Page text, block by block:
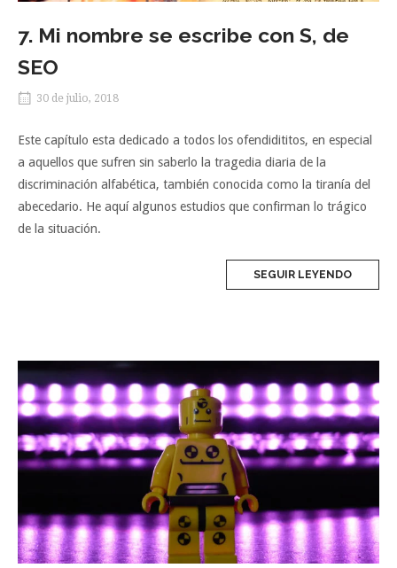
7. Mi nombre se escribe con S, de
SEO
30 de julio, 2018
Este capítulo esta dedicado a todos los ofendidititos, en especial
a aquellos que sufren sin saberlo la tragedia diaria de la
discriminación alfabética, también conocida como la tiranía del
abecedario. He aquí algunos estudios que confirman lo trágico
de la situación.
SEGUIR LEYENDO